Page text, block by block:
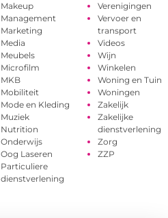
Makeup
Management
Marketing
Media
Meubels
Microfilm
MKB
Mobiliteit
Mode en Kleding
Muziek
Nutrition
Onderwijs
Oog Laseren
Particuliere
dienstverlening
Verenigingen
Vervoer en
transport
Videos
Wijn
Winkelen
Woning en Tuin
Woningen
Zakelijk
Zakelijke
dienstverlening
Zorg
ZZP